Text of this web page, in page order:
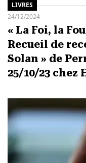
LIVRES
24/12/2024
« La Foi, la
Recueil de
Solan » de
25/10/23 chez